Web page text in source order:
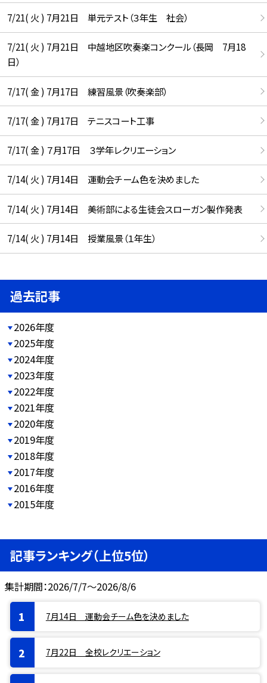
7/21( 火 ) 7月21日 単元テスト（３年生 社会）
7/21( 火 ) 7月21日 中越地区吹奏楽コンクール（長岡 7月18
日）
7/17( 金 ) 7月17日 練習風景（吹奏楽部）
7/17( 金 ) 7月17日 テニスコート工事
7/17( 金 ) ７月17日 ３学年レクリエーション
7/14( 火 ) 7月14日 運動会チーム色を決めました
7/14( 火 ) 7月14日 美術部による生徒会スローガン製作発表
7/14( 火 ) 7月14日 授業風景（１年生）
過去記事
2026年度
2025年度
2024年度
2023年度
2022年度
2021年度
2020年度
2019年度
2018年度
2017年度
2016年度
2015年度
記事ランキング（上位5位）
集計期間：2026/7/7～2026/8/6
7月14日 運動会チーム色を決めました
7月22日 全校レクリエーション